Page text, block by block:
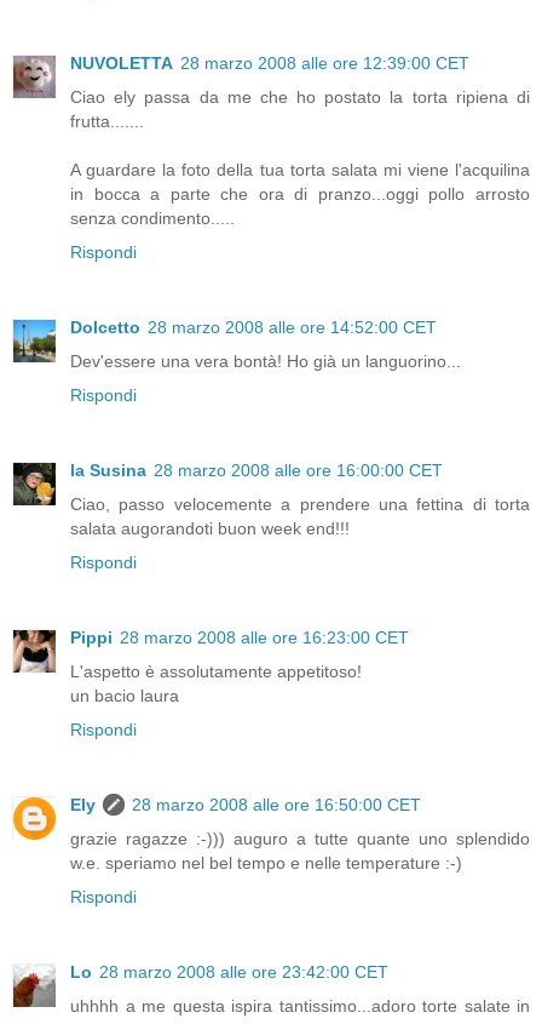
NUVOLETTA 28 marzo 2008 alle ore 12:39:00 CET
Ciao ely passa da me che ho postato la torta ripiena di
frutta.......
A guardare la foto della tua torta salata mi viene l'acquilina
in bocca a parte che ora di pranzo...oggi pollo arrosto
senza condimento.....
Rispondi
Dolcetto 28 marzo 2008 alle ore 14:52:00 CET
Dev'essere una vera bontà! Ho già un languorino...
Rispondi
la Susina 28 marzo 2008 alle ore 16:00:00 CET
Ciao, passo velocemente a prendere una fettina di torta
salata augorandoti buon week end!!!
Rispondi
Pippi 28 marzo 2008 alle ore 16:23:00 CET
L'aspetto è assolutamente appetitoso!
un bacio laura
Rispondi
Ely
28 marzo 2008 alle ore 16:50:00 CET
grazie ragazze :-))) auguro a tutte quante uno splendido
w.e. speriamo nel bel tempo e nelle temperature :-)
Rispondi
Lo 28 marzo 2008 alle ore 23:42:00 CET
uhhhh a me questa ispira tantissimo...adoro torte salate in